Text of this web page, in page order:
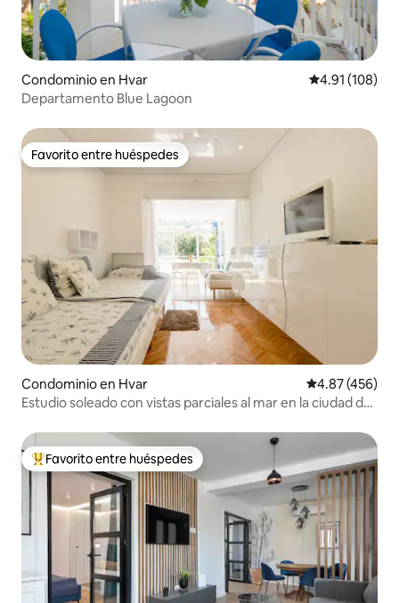
Condominio en Hvar Calificación
4.91 (108)
Departamento Blue Lagoon
Favorito entre huéspedes
Favorito entre huéspedes
Condominio en Hvar Calificación
4.87 (456)
Estudio soleado con vistas parciales al mar en la ciudad de
De los mejores en Favorito entre huéspedes
Favorito entre huéspedes